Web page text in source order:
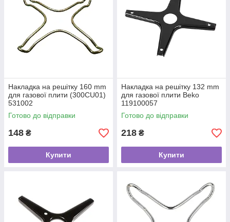
Накладка на решітку 160 mm
для газової плити (300CU01)
531002
Готово до відправки
148 ₴
Купити
Накладка на решітку 132 mm
для газової плити Beko
119100057
Готово до відправки
218 ₴
Купити